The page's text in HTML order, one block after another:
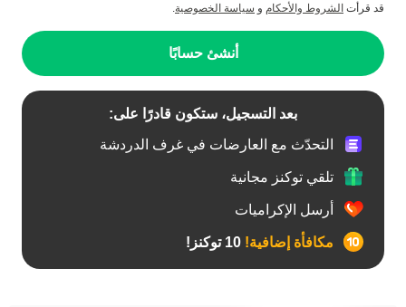
قد قرأت الشروط والأحكام و سياسة الخصوصية.
أنشئ حسابًا
بعد التسجيل، ستكون قادرًا على:
التحدّث مع العارضات في غرف الدردشة
تلقي توكنز مجانية
أرسل الإكراميات
مكافأة إضافية!